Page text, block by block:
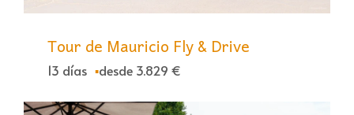
Tour de Mauricio Fly & Drive
13 días desde 3.829 €